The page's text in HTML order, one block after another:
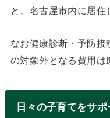
と、名古屋市内に居住
なお健康診断・予防接
の対象外となる費用は
日々の子育てをサ